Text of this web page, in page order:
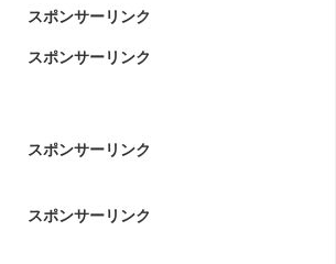
スポンサーリンク
スポンサーリンク
スポンサーリンク
スポンサーリンク